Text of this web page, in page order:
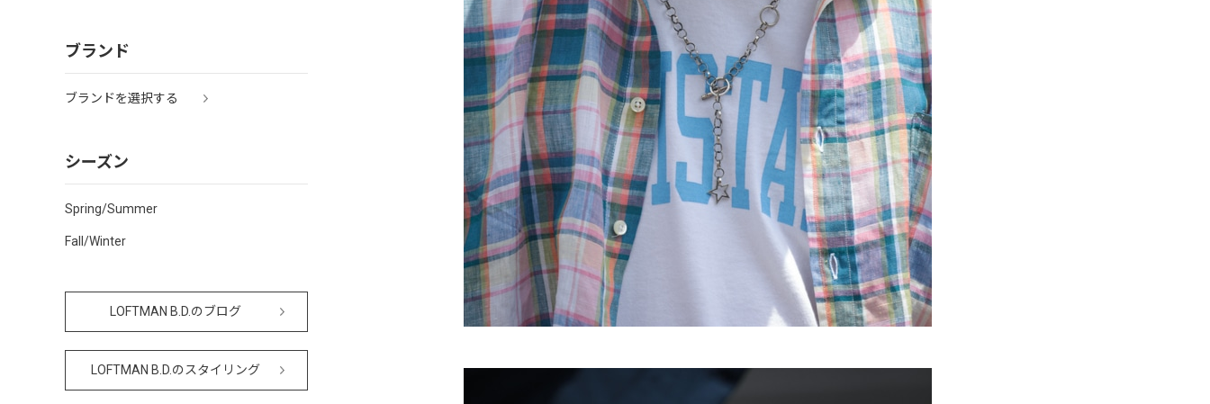
ブランド
ブランドを選択する
シーズン
Spring/Summer
Fall/Winter
LOFTMAN B.D.のブログ
LOFTMAN B.D.のスタイリング